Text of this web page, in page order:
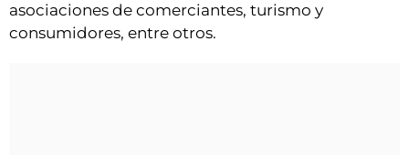
asociaciones de comerciantes, turismo y
consumidores, entre otros.